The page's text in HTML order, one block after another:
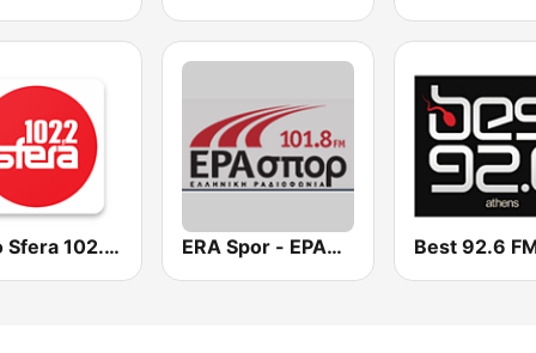
Radio Sfera 102.2 FM ERA Spor - ΕΡΑΣΠΟΡ Best 92.6